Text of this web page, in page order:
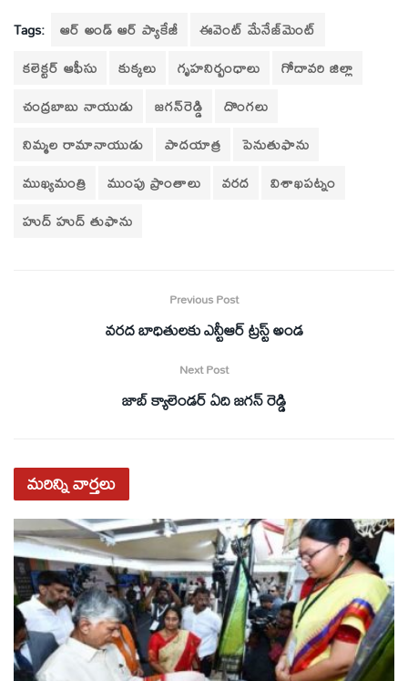
Tags: ఆర్‌ అండ్‌ ఆర్‌ ప్యాకేజీ
ఈవెంట్‌ మేనేజ్‌మెంట్‌
కలెక్టర్‌ ఆఫీసు
కుక్కలు గృహనిర్బంధాలు
గోదావరి జిల్లా
చంద్రబాబు నాయుడు
జగన్‌రెడ్డి
దొంగలు
నిమ్మల రామానాయుడు
పాదయాత్ర
పెనుతుఫాను
ముఖ్యమంత్రి
ముంపు ప్రాంతాలు వరద
విశాఖపట్నం
హుద్‌ హుద్‌ తుఫాను
Previous Post
వరద బాధితులకు ఎన్టీఆర్‌ ట్రస్ట్‌ అండ
Next Post
జాబ్ క్యాలెండర్ ఏది జగన్ రెడ్డి
మరిన్నివార్తలు